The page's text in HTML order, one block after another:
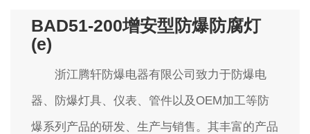
BAD51-200增安型防爆防腐灯
(e)
浙江腾轩防爆电器有限公司致力于防爆电
器、防爆灯具、仪表、管件以及OEM加工等防
爆系列产品的研发、生产与销售。其丰富的产品